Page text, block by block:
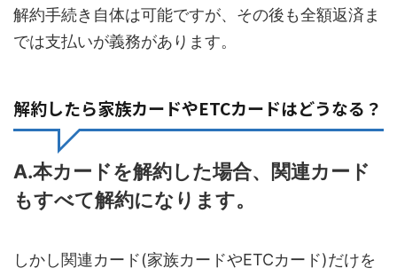
解約手続き自体は可能ですが、その後も全額返済ま
では支払いが義務があります。
解約したら家族カードやETCカードはどうなる？
A.本カードを解約した場合、関連カード
もすべて解約になります。
しかし関連カード(家族カードやETCカード)だけを